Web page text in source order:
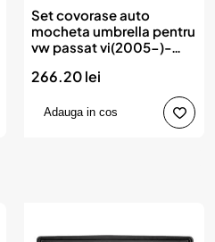
Set covorase auto
mocheta umbrella pentru
vw passat vi(2005-)-
266.20 lei
Adauga in cos